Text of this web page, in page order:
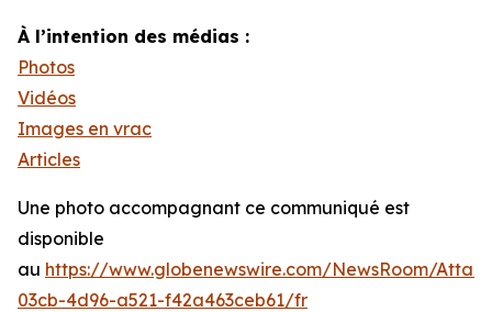
À l’intention des médias :
Photos
Vidéos
Images en vrac
Articles
Une photo accompagnant ce communiqué est
disponible
au https://www.globenewswire.com/NewsRoom/
03cb-4d96-a521-f42a463ceb61/fr